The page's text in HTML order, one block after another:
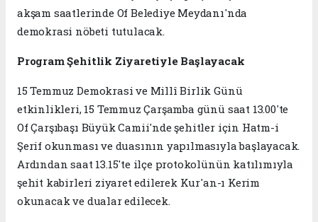
akşam saatlerinde Of Belediye Meydanı'nda
demokrasi nöbeti tutulacak.
Program Şehitlik Ziyaretiyle Başlayacak
15 Temmuz Demokrasi ve Millî Birlik Günü
etkinlikleri, 15 Temmuz Çarşamba günü saat 13.00'te
Of Çarşıbaşı Büyük Camii'nde şehitler için Hatm-i
Şerif okunması ve duasının yapılmasıyla başlayacak.
Ardından saat 13.15'te ilçe protokolünün katılımıyla
şehit kabirleri ziyaret edilerek Kur'an-ı Kerim
okunacak ve dualar edilecek.